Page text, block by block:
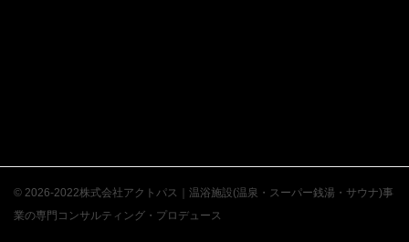
© 2026-2022株式会社アクトパス｜温浴施設(温泉・スーパー銭湯・サウナ)事
業の専門コンサルティング・プロデュース